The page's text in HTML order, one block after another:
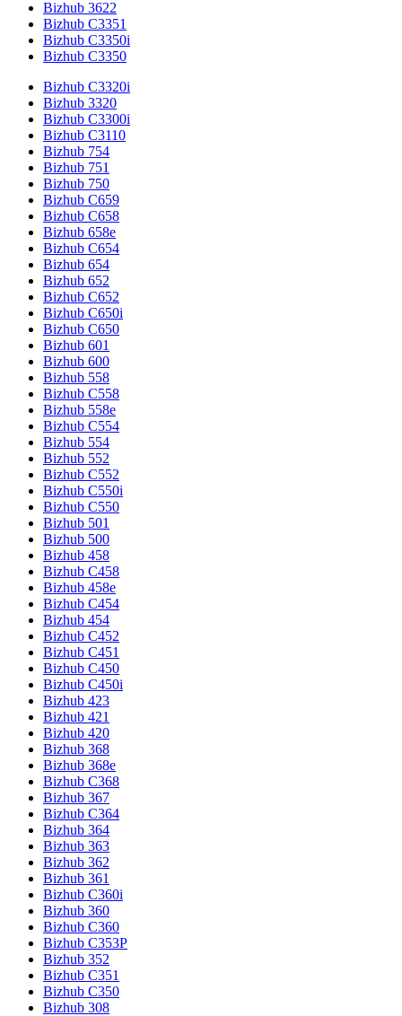
Bizhub 3622
Bizhub C3351
Bizhub C3350i
Bizhub C3350
Bizhub C3320i
Bizhub 3320
Bizhub C3300i
Bizhub C3110
Bizhub 754
Bizhub 751
Bizhub 750
Bizhub C659
Bizhub C658
Bizhub 658e
Bizhub C654
Bizhub 654
Bizhub 652
Bizhub C652
Bizhub C650i
Bizhub C650
Bizhub 601
Bizhub 600
Bizhub 558
Bizhub C558
Bizhub 558e
Bizhub C554
Bizhub 554
Bizhub 552
Bizhub C552
Bizhub C550i
Bizhub C550
Bizhub 501
Bizhub 500
Bizhub 458
Bizhub C458
Bizhub 458e
Bizhub C454
Bizhub 454
Bizhub C452
Bizhub C451
Bizhub C450
Bizhub C450i
Bizhub 423
Bizhub 421
Bizhub 420
Bizhub 368
Bizhub 368e
Bizhub C368
Bizhub 367
Bizhub C364
Bizhub 364
Bizhub 363
Bizhub 362
Bizhub 361
Bizhub C360i
Bizhub 360
Bizhub C360
Bizhub C353P
Bizhub 352
Bizhub C351
Bizhub C350
Bizhub 308